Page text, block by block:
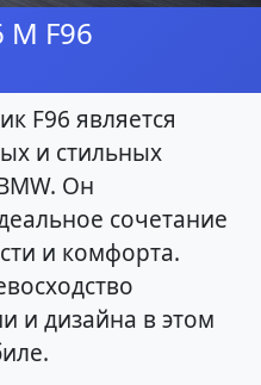
F96
F96 является
и стильных
Он
сочетание
и комфорта.
и дизайна в этом